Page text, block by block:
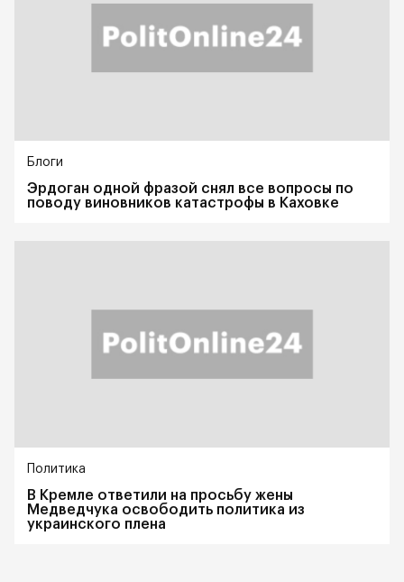
Блоги
Эрдоган одной фразой снял все вопросы по
поводу виновников катастрофы в Каховке
Политика
В Кремле ответили на просьбу жены
Медведчука освободить политика из
украинского плена